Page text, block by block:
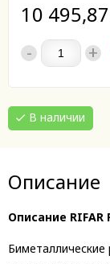
10 495,87
- +
В наличии
Описание
Описание RIFAR